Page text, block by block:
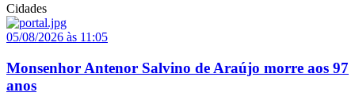
Cidades
05/08/2026 às 11:05
Monsenhor Antenor Salvino de Araújo morre aos 97
anos